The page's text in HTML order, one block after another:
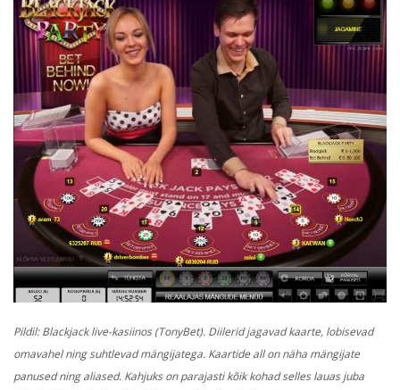
Pildil: Blackjack live-kasiinos (TonyBet). Diilerid jagavad kaarte, lobisevad
omavahel ning suhtlevad mängijatega. Kaartide all on näha mängijate
panused ning aliased. Kahjuks on parajasti kõik kohad selles lauas juba